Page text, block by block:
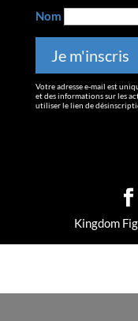
Nom
Votre adresse e-mail est
et des informations sur les
utiliser le lien de
Kingdom